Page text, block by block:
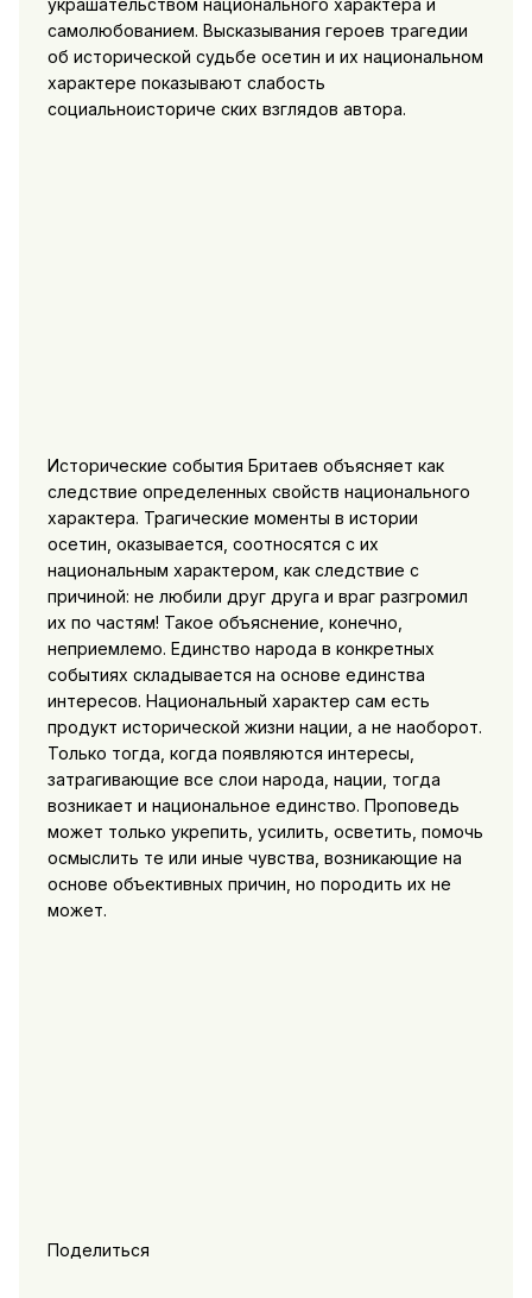
самолюбованием. Высказывания героев трагедии
об исторической судьбе осетин и их национальном
характере показывают слабость
социальноисториче ских взглядов автора.
Исторические события Бритаев объясняет как
следствие определенных свойств национального
характера. Трагические моменты в истории
осетин, оказывается, соотносятся с их
национальным характером, как следствие с
причиной: не любили друг друга и враг разгромил
их по частям! Такое объяснение, конечно,
неприемлемо. Единство народа в конкретных
событиях складывается на основе единства
интересов. Национальный характер сам есть
продукт исторической жизни нации, а не наоборот.
Только тогда, когда появляются интересы,
затрагивающие все слои народа, нации, тогда
возникает и национальное единство. Проповедь
может только укрепить, усилить, осветить, помочь
осмыслить те или иные чувства, возникающие на
основе объективных причин, но породить их не
может.
Поделиться